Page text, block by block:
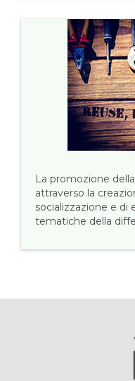
La promozione
attraverso la
socializzazione e di
tematiche della